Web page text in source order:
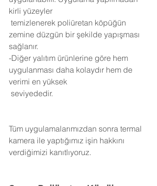
kirli yüzeyler
zemine düzgün bir şekilde yapışması
sağlanır.
-Diğer yalıtım ürünlerine göre hem
uygulanması daha kolaydır hem de
verimi en yüksek
seviyededir.
Tüm uygulamalarımızdan sonra termal
kamera ile yaptığımız işin hakkını
verdiğimizi kanıtlıyoruz.